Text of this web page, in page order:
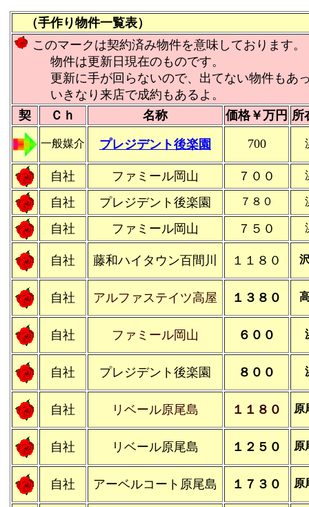
（手作り物件一覧表）
このマークは契約済み物件を意味しております。
物件は更新日現在のものです。
更新に手が回らないので、出てない物件もあ
いきなり来店で成約もあるよ。
契
Ｃｈ 名称 価格￥万円 所
一般媒介 プレジデント後楽園 700
自社 ファミール岡山 ７００
自社 プレジデント後楽園 ７８０
自社 ファミール岡山 ７５０
自社 藤和ハイタウン百間川 １１８０
自社 アルファステイツ高屋 １３８０
自社 ファミール岡山 ６００
自社 プレジデント後楽園 ８００
自社 リベール原尾島 １１８０ 原
自社 リベール原尾島 １２５０ 原
自社 アーベルコート原尾島 １７３０ 原